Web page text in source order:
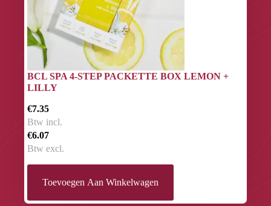
BCL SPA 4-STEP PACKETTE BOX LEMON +
LILLY
€7.35
Btw incl.
€6.07
Btw excl.
Toevoegen Aan Winkelwagen